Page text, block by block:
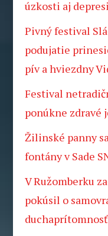
úzkosti aj
Pivný festival
podujatie
pív a hviezdny
Festival
ponúkne zdravé
Žilinské panny
fontány v Sade
V Ružomberku
pokúsil o